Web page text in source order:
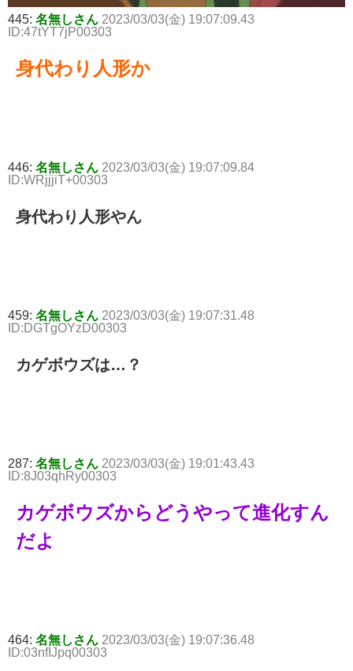
445: 名無しさん 2023/03/03(金) 19:07:09.43
ID:47tYT7jP00303
身代わり人形か
446: 名無しさん 2023/03/03(金) 19:07:09.84
ID:WRjjjiT+00303
身代わり人形やん
459: 名無しさん 2023/03/03(金) 19:07:31.48
ID:DGTgOYzD00303
カゲボウズは…？
287: 名無しさん 2023/03/03(金) 19:01:43.43
ID:8J03qhRy00303
カゲボウズからどうやって進化すん
だよ
464: 名無しさん 2023/03/03(金) 19:07:36.48
ID:03nfIJpq00303